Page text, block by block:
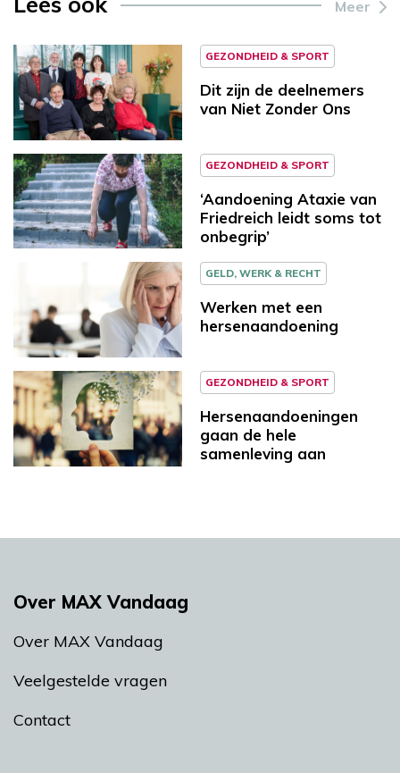
Meer
GEZONDHEID & SPORT
Dit zijn de deelnemers
van Niet Zonder Ons
GEZONDHEID & SPORT
‘Aandoening Ataxie van
Friedreich leidt soms tot
onbegrip’
GELD, WERK & RECHT
Werken met een
hersenaandoening
GEZONDHEID & SPORT
Hersenaandoeningen
gaan de hele
samenleving aan
Over MAX Vandaag
Over MAX Vandaag
Veelgestelde vragen
Contact